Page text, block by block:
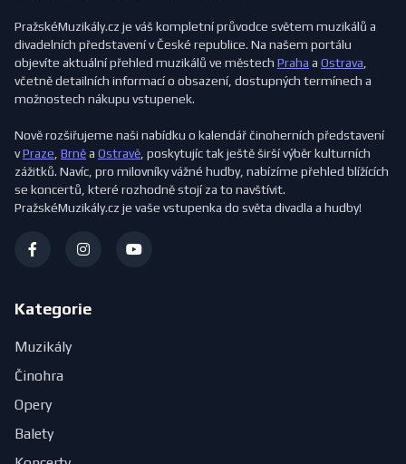
PražskéMuzikály.cz je váš kompletní průvodce světem muzikálů a
divadelních představení v České republice. Na našem portálu
objevíte aktuální přehled muzikálů ve městech Praha a Ostrava
včetně detailních informací o obsazení, dostupných termínech a
možnostech nákupu vstupenek.
Nově rozšiřujeme naši nabídku o kalendář činoherních představení
vPraze Brněa Ostravě , poskytujíc tak ještě širší výběr kulturních
zážitků. Navíc, pro milovníky vážné hudby, nabízíme přehled blížících
se koncertů, které rozhodně stojí za to navštívit.
PražskéMuzikály.cz je vaše vstupenka do světa divadla a hudby!
Kategorie
Muzikály
Činohra
Opery
Balety